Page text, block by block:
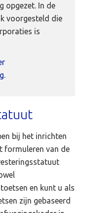
opgezet. In de
voorgesteld die
is
.
bij het inrichten
formuleren van de
en kunt u als
zijn gebaseerd